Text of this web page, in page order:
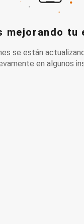
mejorando tu
se están
en algunos